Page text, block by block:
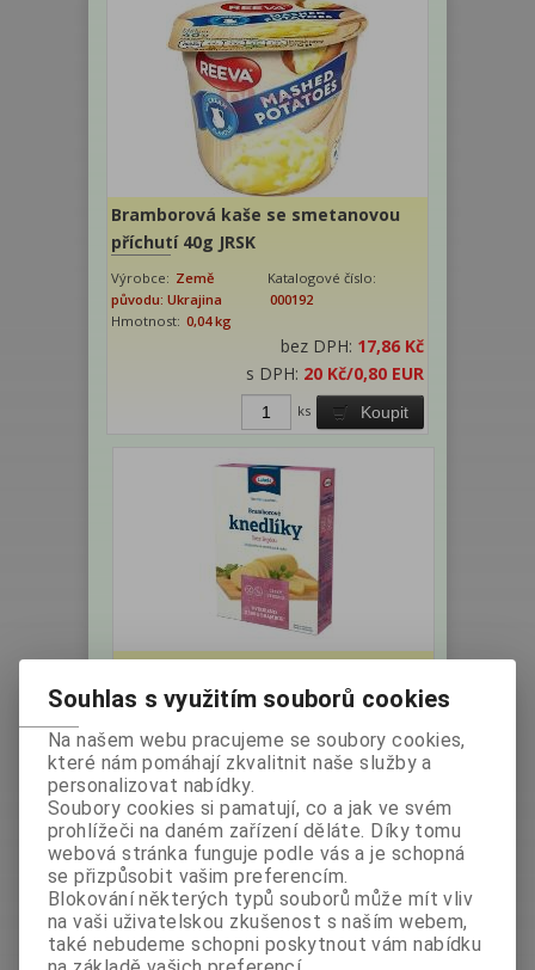
Bramborová kaše se smetanovou
příchutí 40g JRSK
Výrobce: Země
původu: Ukrajina
Katalogové číslo:
000192
Hmotnost: 0,04 kg
bez DPH: 17,86 Kč
s DPH: 20 Kč/0,80 EUR
Koupit
ks
300g - bez lepku
Výrobce:
původu: Česko
Katalogové číslo:
003567
Hmotnost:0,3 kg
bez DPH:37,50 Kč
s DPH:42 Kč/1,68 EUR
Koupit
ks
Souhlas s využitím souborů cookies
Na našem webu pracujeme se soubory cookies,
které nám pomáhají zkvalitnit naše služby a
personalizovat nabídky.
Soubory cookies si pamatují, co a jak ve svém
prohlížeči na daném zařízení děláte. Díky tomu
webová stránka funguje podle vás a je schopná
se přizpůsobit vašim preferencím.
Blokování některých typů souborů může mít vliv
na vaši uživatelskou zkušenost s naším webem,
také nebudeme schopni poskytnout vám nabídku